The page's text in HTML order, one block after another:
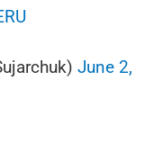
June 2,